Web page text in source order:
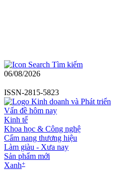
Tìm kiếm
06/08/2026
ISSN-2815-5823
Vấn đề hôm nay
Kinh tế
Khoa học & Công nghệ
Cẩm nang thương hiệu
Làm giàu - Xưa nay
Sản phẩm mới
Xanh+